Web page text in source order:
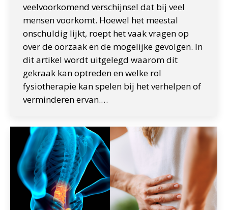
veelvoorkomend verschijnsel dat bij veel
mensen voorkomt. Hoewel het meestal
onschuldig lijkt, roept het vaak vragen op
over de oorzaak en de mogelijke gevolgen. In
dit artikel wordt uitgelegd waarom dit
gekraak kan optreden en welke rol
fysiotherapie kan spelen bij het verhelpen of
verminderen ervan.…